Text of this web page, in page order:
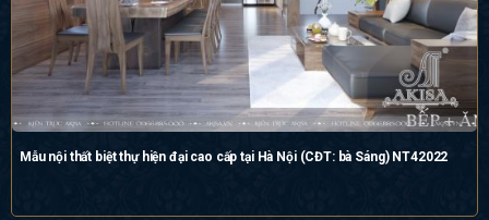
Mẫu nội thất biệt thự hiện đại cao cấp tại Hà Nội (CĐT: bà Sáng) NT42022